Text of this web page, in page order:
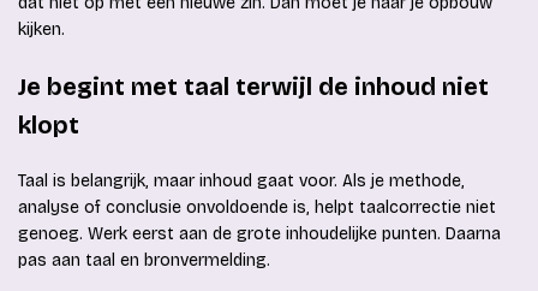
kijken.
Je begint met taal terwijl de inhoud niet
klopt
Taal is belangrijk, maar inhoud gaat voor. Als je methode,
analyse of conclusie onvoldoende is, helpt taalcorrectie niet
genoeg. Werk eerst aan de grote inhoudelijke punten. Daarna
pas aan taal en bronvermelding.